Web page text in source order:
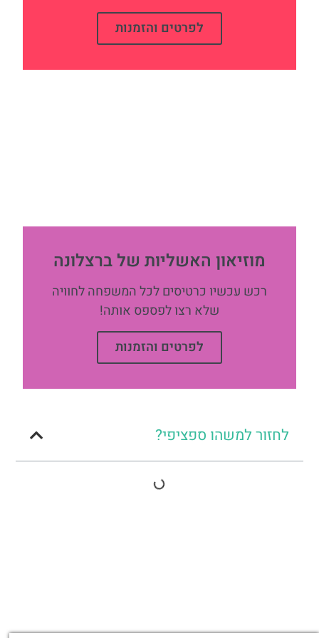
לפרטים והזמנות
מוזיאון האשליות של ברצלונה
רכש עכשיו כרטיסים לכל המשפחה לחוויה
שלא רצו לפספס אותה!
לפרטים והזמנות
לחזור למשהו ספציפי?